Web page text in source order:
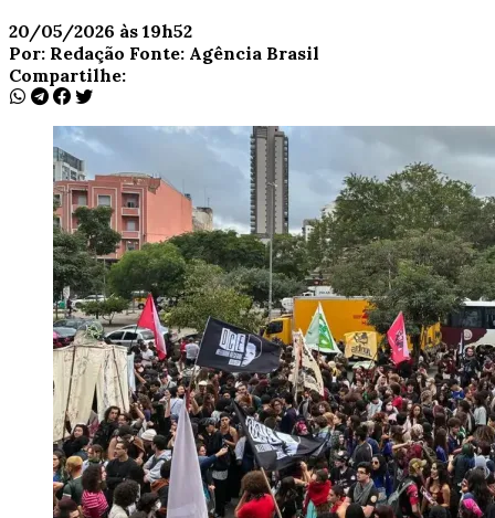
20/05/2026 às 19h52
Por: Redação Fonte: Agência Brasil
Compartilhe: